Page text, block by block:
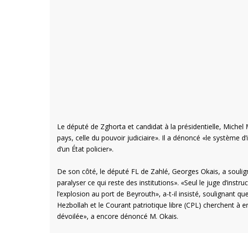
Le député de Zghorta et candidat à la présidentielle,
pays, celle du pouvoir judiciaire». Il a dénoncé «le système
d’un État policier».
De son côté, le député FL de Zahlé, Georges Okais, a
paralyser ce qui reste des institutions». «Seul le juge
l’explosion au port de Beyrouth», a-t-il insisté, soulignant
Hezbollah et le Courant patriotique libre (CPL) cherchent à
dévoilée», a encore dénoncé M. Okais.